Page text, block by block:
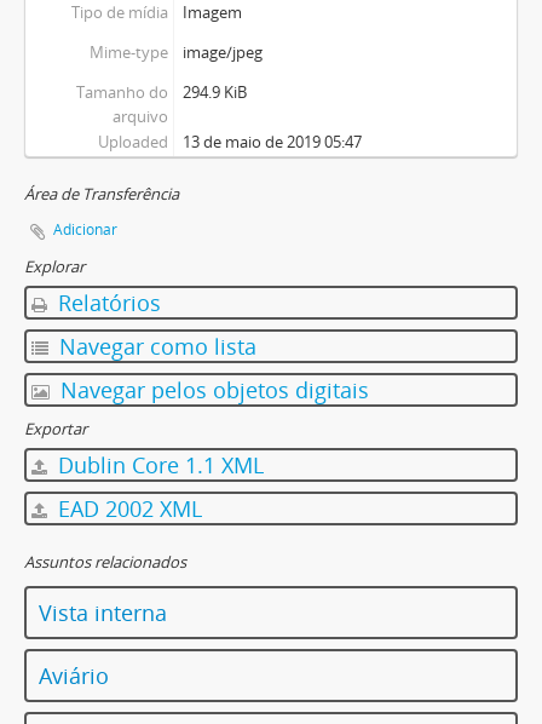
Tipo de mídia
Imagem
Mime-type
image/jpeg
Tamanho do
arquivo
294.9 KiB
Uploaded 13 de maio de 2019 05:47
Área de Transferência
Adicionar
Explorar
Relatórios
Navegar como lista
Navegar pelos objetos digitais
Exportar
Dublin Core 1.1 XML
EAD 2002 XML
Assuntos relacionados
Vista interna
Aviário